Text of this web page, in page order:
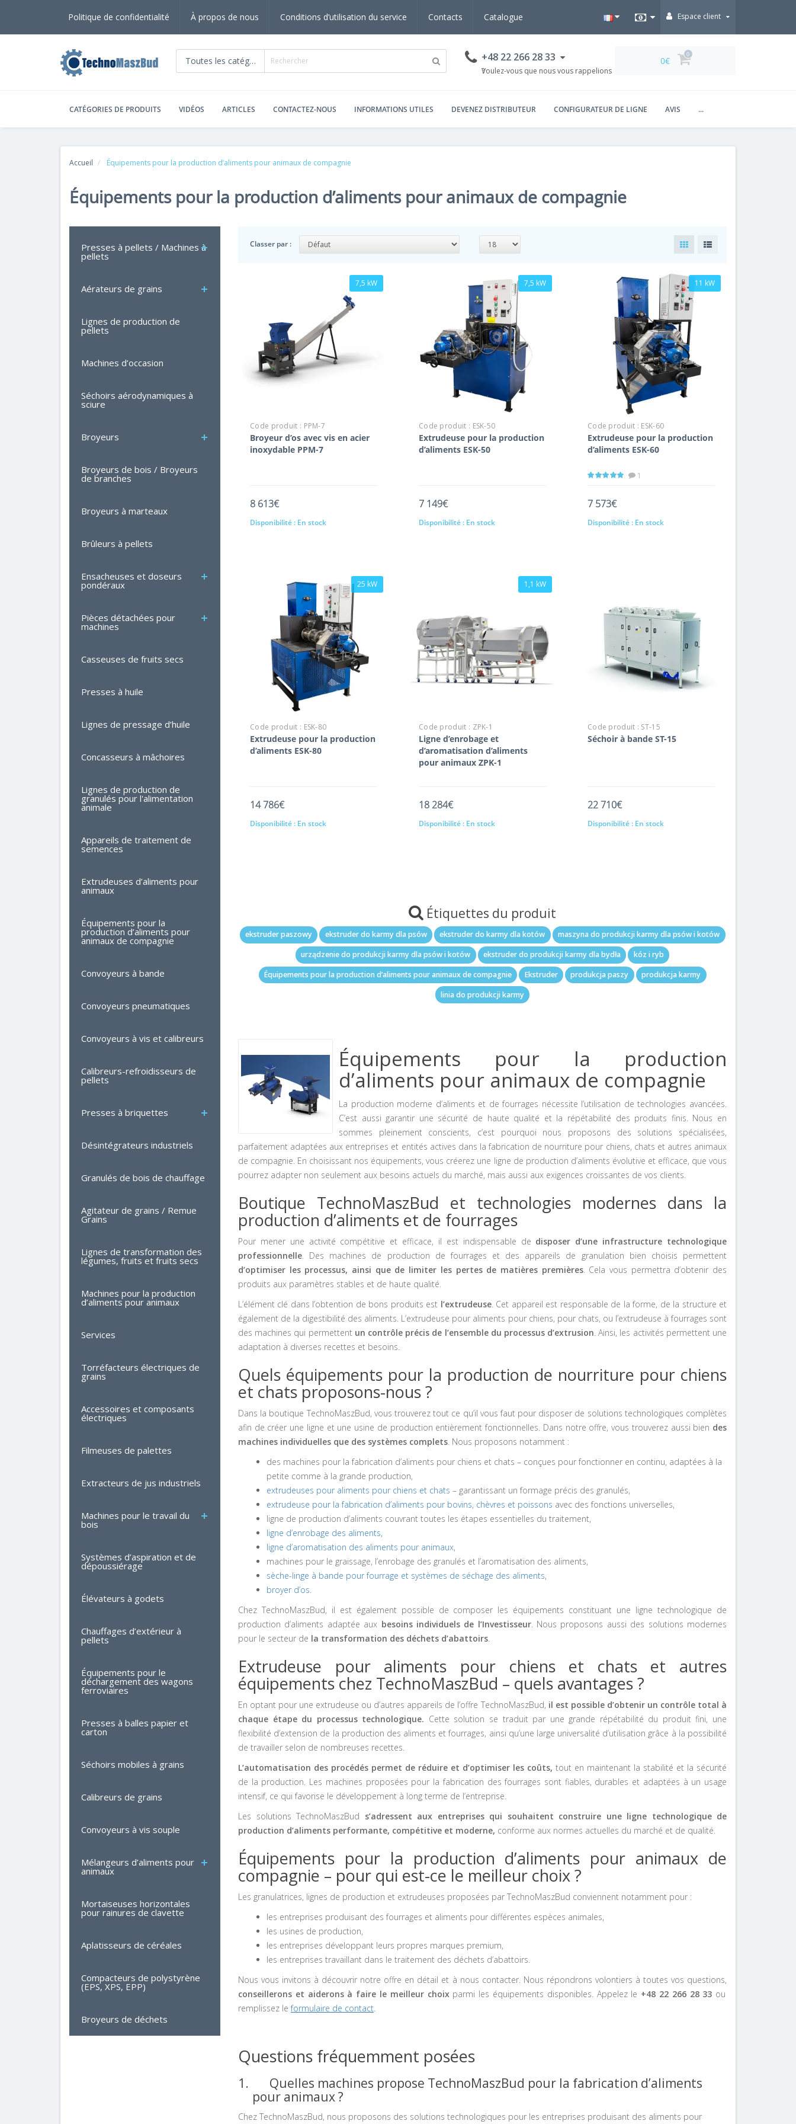
Politique de confidentialité À propos de nous Conditions d’utilisation du service Contacts Catalogue Espace client
Toutes les catégories +48 22 266 28 33
Voulez-vous que nous vous rappelions ?
0€
0
CATÉGORIES DE PRODUITS VIDÉOS ARTICLES CONTACTEZ-NOUS INFORMATIONS UTILES DEVENEZ DISTRIBUTEUR CONFIGURATEUR DE LIGNE AVIS ...
Accueil Équipements pour la production d’aliments pour animaux de compagnie
Équipements pour la production d’aliments pour animaux de compagnie
Presses à pellets / Machines à
pellets
Aérateurs de grains
Lignes de production de
pellets
Machines d’occasion
Séchoirs aérodynamiques à
sciure
Broyeurs
Broyeurs de bois / Broyeurs
de branches
Broyeurs à marteaux
Brûleurs à pellets
Ensacheuses et doseurs
pondéraux
Pièces détachées pour
machines
Casseuses de fruits secs
Presses à huile
Lignes de pressage d’huile
Concasseurs à mâchoires
Lignes de production de
granulés pour l'alimentation
animale
Appareils de traitement de
semences
Extrudeuses d’aliments pour
animaux
Équipements pour la
production d’aliments pour
animaux de compagnie
Convoyeurs à bande
Convoyeurs pneumatiques
Convoyeurs à vis et calibreurs
Calibreurs-refroidisseurs de
pellets
Presses à briquettes
Désintégrateurs industriels
Granulés de bois de chauffage
Agitateur de grains / Remue
Grains
Lignes de transformation des
légumes, fruits et fruits secs
Machines pour la production
d’aliments pour animaux
Services
Torréfacteurs électriques de
grains
Accessoires et composants
électriques
Filmeuses de palettes
Extracteurs de jus industriels
Machines pour le travail du
bois
Systèmes d’aspiration et de
dépoussiérage
Élévateurs à godets
Chauffages d’extérieur à
pellets
Équipements pour le
déchargement des wagons
ferroviaires
Presses à balles papier et
carton
Séchoirs mobiles à grains
Calibreurs de grains
Convoyeurs à vis souple
Mélangeurs d’aliments pour
animaux
Mortaiseuses horizontales
pour rainures de clavette
Aplatisseurs de céréales
Compacteurs de polystyrène
(EPS, XPS, EPP)
Broyeurs de déchets
Classer par :
7,5 kW
Code produit : PPM-7
Broyeur d’os avec vis en acier
inoxydable PPM-7
8 613€
Ajout au panier
Disponibilité : En stock
7,5 kW
Code produit : ESK-50
Extrudeuse pour la production
d’aliments ESK-50
7 149€
Ajout au panier
Disponibilité : En stock
11 kW
Code produit : ESK-60
Extrudeuse pour la production
d’aliments ESK-60
1
7 573€
Ajout au panier
Disponibilité : En stock
25 kW
Code produit : ESK-80
Extrudeuse pour la production
d’aliments ESK-80
14 786€
Ajout au panier
Disponibilité : En stock
1,1 kW
Code produit : ZPK-1
Ligne d’enrobage et
d’aromatisation d’aliments
pour animaux ZPK-1
18 284€
Ajout au panier
Disponibilité : En stock
Code produit : ST-15
Séchoir à bande ST-15
22 710€
Ajout au panier
Disponibilité : En stock
Étiquettes du produit
ekstruder paszowy ekstruder do karmy dla psów ekstruder do karmy dla kotów
maszyna do produkcji karmy dla psów i kotów
urządzenie do produkcji karmy dla psów i kotów
ekstruder do produkcji karmy dla bydła
kóz i ryb
Équipements pour la production d’aliments pour animaux de compagnie
Ekstruder produkcja paszy
produkcja karmy
linia do produkcji karmy
Équipements pour la production
d’aliments pour animaux de compagnie
La production moderne d’aliments et de fourrages nécessite l’utilisation de technologies avancées.
C’est aussi garantir une sécurité de haute qualité et la répétabilité des produits finis. Nous en
sommes pleinement conscients, c’est pourquoi nous proposons des solutions spécialisées,
parfaitement adaptées aux entreprises et entités actives dans la fabrication de nourriture pour chiens, chats et autres animaux
de compagnie. En choisissant nos équipements, vous créerez une ligne de production d’aliments évolutive et efficace, que vous
pourrez adapter non seulement aux besoins actuels du marché, mais aussi aux exigences croissantes de vos clients.
Boutique TechnoMaszBud et technologies modernes dans la
production d’aliments et de fourrages
Pour mener une activité compétitive et efficace, il est indispensable de disposer d’une infrastructure technologique
professionnelle. Des machines de production de fourrages et des appareils de granulation bien choisis permettent
d’optimiser les processus, ainsi que de limiter les pertes de matières premières. Cela vous permettra d’obtenir des
produits aux paramètres stables et de haute qualité.
L’élément clé dans l’obtention de bons produits est l’extrudeuse. Cet appareil est responsable de la forme, de la structure et
également de la digestibilité des aliments. L’extrudeuse pour aliments pour chiens, pour chats, ou l’extrudeuse à fourrages sont
des machines qui permettent un contrôle précis de l’ensemble du processus d’extrusion. Ainsi, les activités permettent une
adaptation à diverses recettes et besoins.
Quels équipements pour la production de nourriture pour chiens
et chats proposons-nous ?
Dans la boutique TechnoMaszBud, vous trouverez tout ce qu’il vous faut pour disposer de solutions technologiques complètes
afin de créer une ligne et une usine de production entièrement fonctionnelles. Dans notre offre, vous trouverez aussi bien des
machines individuelles que des systèmes complets. Nous proposons notamment :
des machines pour la fabrication d’aliments pour chiens et chats – conçues pour fonctionner en continu, adaptées à la
petite comme à la grande production,
extrudeuses pour aliments pour chiens et chats – garantissant un formage précis des granulés,
extrudeuse pour la fabrication d’aliments pour bovins, chèvres et poissons avec des fonctions universelles,
ligne de production d’aliments couvrant toutes les étapes essentielles du traitement,
ligne d’enrobage des aliments,
ligne d’aromatisation des aliments pour animaux,
machines pour le graissage, l’enrobage des granulés et l’aromatisation des aliments,
sèche-linge à bande pour fourrage et systèmes de séchage des aliments,
broyer d’os.
Chez TechnoMaszBud, il est également possible de composer les équipements constituant une ligne technologique de
production d’aliments adaptée aux besoins individuels de l’Investisseur. Nous proposons aussi des solutions modernes
pour le secteur de la transformation des déchets d’abattoirs.
Extrudeuse pour aliments pour chiens et chats et autres
équipements chez TechnoMaszBud – quels avantages ?
En optant pour une extrudeuse ou d’autres appareils de l’offre TechnoMaszBud, il est possible d’obtenir un contrôle total à
chaque étape du processus technologique. Cette solution se traduit par une grande répétabilité du produit fini, une
flexibilité d’extension de la production des aliments et fourrages, ainsi qu’une large universalité d’utilisation grâce à la possibilité
de travailler selon de nombreuses recettes.
L’automatisation des procédés permet de réduire et d’optimiser les coûts, tout en maintenant la stabilité et la sécurité
de la production. Les machines proposées pour la fabrication des fourrages sont fiables, durables et adaptées à un usage
intensif, ce qui favorise le développement à long terme de l’entreprise.
Les solutions TechnoMaszBud s’adressent aux entreprises qui souhaitent construire une ligne technologique de
production d’aliments performante, compétitive et moderne, conforme aux normes actuelles du marché et de qualité.
Équipements pour la production d’aliments pour animaux de
compagnie – pour qui est-ce le meilleur choix ?
Les granulatrices, lignes de production et extrudeuses proposées par TechnoMaszBud conviennent notamment pour :
les entreprises produisant des fourrages et aliments pour différentes espèces animales,
les usines de production,
les entreprises développant leurs propres marques premium,
les entreprises travaillant dans le traitement des déchets d’abattoirs.
Nous vous invitons à découvrir notre offre en détail et à nous contacter. Nous répondrons volontiers à toutes vos questions,
conseillerons et aiderons à faire le meilleur choix parmi les équipements disponibles. Appelez le +48 22 266 28 33 ou
remplissez le formulaire de contact.
Questions fréquemment posées
1.
Quelles machines propose TechnoMaszBud pour la fabrication d’aliments
pour animaux ?
Chez TechnoMaszBud, nous proposons des solutions technologiques pour les entreprises produisant des aliments pour